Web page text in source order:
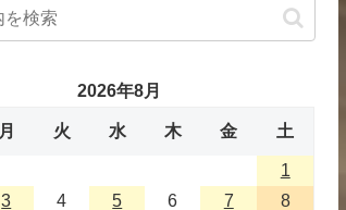
2026年8月
月 火 水 木 金 土
1
3 4 5 6 7
8